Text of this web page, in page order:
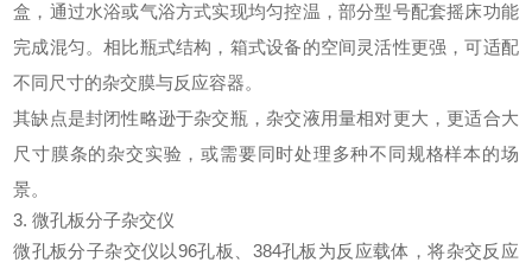
盒，通过水浴或气浴方式实现均匀控温，部分型号配套摇床功能
完成混匀。相比瓶式结构，箱式设备的空间灵活性更强，可适配
不同尺寸的杂交膜与反应容器。
其缺点是封闭性略逊于杂交瓶，杂交液用量相对更大，更适合大
尺寸膜条的杂交实验，或需要同时处理多种不同规格样本的场
景。
3. 微孔板分子杂交仪
微孔板分子杂交仪以96孔板、384孔板为反应载体，将杂交反应